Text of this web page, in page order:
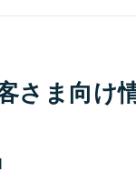
さま向け